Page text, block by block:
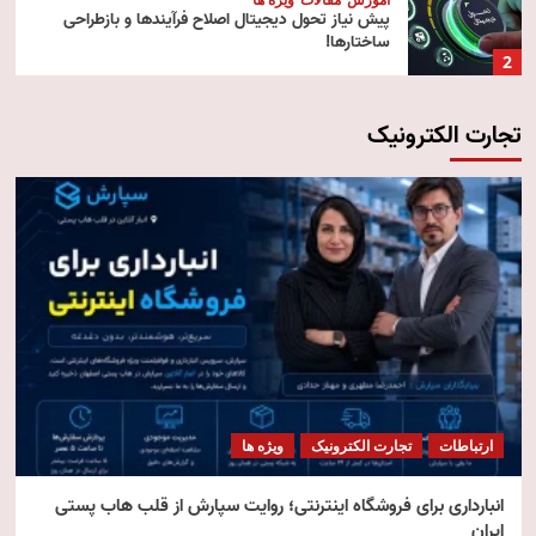
2
پیش‌ نیاز تحول دیجیتال اصلاح فرآیندها و بازطراحی
ساختارها!
3
آموزش
4
تکنولوژی مقالات ویژه ها
هوش مصنوعی استنتاجی
5
امنیت مقالات ویژه ها
امنیت فناوری اطلاعات
تجارت الکترونیک
ارتباطات تجارت الکترونیک ویژه ها
انبارداری برای فروشگاه اینترنتی؛ روایت سپارش از قلب هاب پستی